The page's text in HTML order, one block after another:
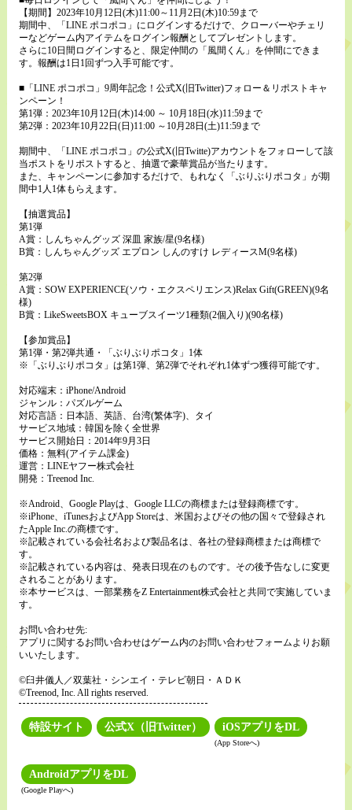
【期間】2023年10月12日(木)11:00～11月2日(木)10:59まで
期間中、「LINE ポコポコ」にログインするだけで、クローバーやチェリ
ーなどゲーム内アイテムをログイン報酬としてプレゼントします。
さらに10日間ログインすると、限定仲間の「風間くん」を仲間にできま
す。報酬は1日1回ずつ入手可能です。
■「LINE ポコポコ」9周年記念！公式X(旧Twitter)フォロー＆リポストキャ
ンペーン！
第1弾：2023年10月12日(木)14:00 ～ 10月18日(水)11:59まで
第2弾：2023年10月22日(日)11:00 ～10月28日(土)11:59まで
期間中、「LINE ポコポコ」の公式X(旧Twitte)アカウントをフォローして該
当ポストをリポストすると、抽選で豪華賞品が当たります。
また、キャンペーンに参加するだけで、もれなく「ぶりぶりポコタ」が期
間中1人1体もらえます。
【抽選賞品】
第1弾
A賞：しんちゃんグッズ 深皿 家族/星(9名様)
B賞：しんちゃんグッズ エプロン しんのすけ レディースM(9名様)
第2弾
A賞：SOW EXPERIENCE(ソウ・エクスペリエンス)Relax Gift(GREEN)(9名
様)
B賞：LikeSweetsBOX キューブスイーツ1種類(2個入り)(90名様)
【参加賞品】
第1弾・第2弾共通・「ぶりぶりポコタ」1体
※「ぶりぶりポコタ」は第1弾、第2弾でそれぞれ1体ずつ獲得可能です。
対応端末：iPhone/Android
ジャンル：パズルゲーム
対応言語：日本語、英語、台湾(繁体字)、タイ
サービス地域：韓国を除く全世界
サービス開始日：2014年9月3日
価格：無料(アイテム課金)
運営：LINEヤフー株式会社
開発：Treenod Inc.
※Android、Google Playは、Google LLCの商標または登録商標です。
※iPhone、iTunesおよびApp Storeは、米国およびその他の国々で登録され
たApple Inc.の商標です。
※記載されている会社名および製品名は、各社の登録商標または商標で
す。
※記載されている内容は、発表日現在のものです。その後予告なしに変更
されることがあります。
※本サービスは、一部業務をZ Entertainment株式会社と共同で実施していま
す。
お問い合わせ先:
アプリに関するお問い合わせはゲーム内のお問い合わせフォームよりお願
いいたします。
©臼井儀人／双葉社・シンエイ・テレビ朝日・ＡＤＫ
©Treenod, Inc. All rights reserved.
特設サイト 公式X（旧Twitter） iOSアプリをDL
(App Storeへ)
AndroidアプリをDL
(Google Playへ)